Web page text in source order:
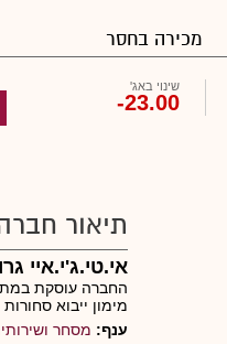
מכירה בחסר
שינוי באג'
-23.00
תיאור
אי.טי.ג'י.איי
החברה עוסקת
מימון ייבוא
ענף: מסחר